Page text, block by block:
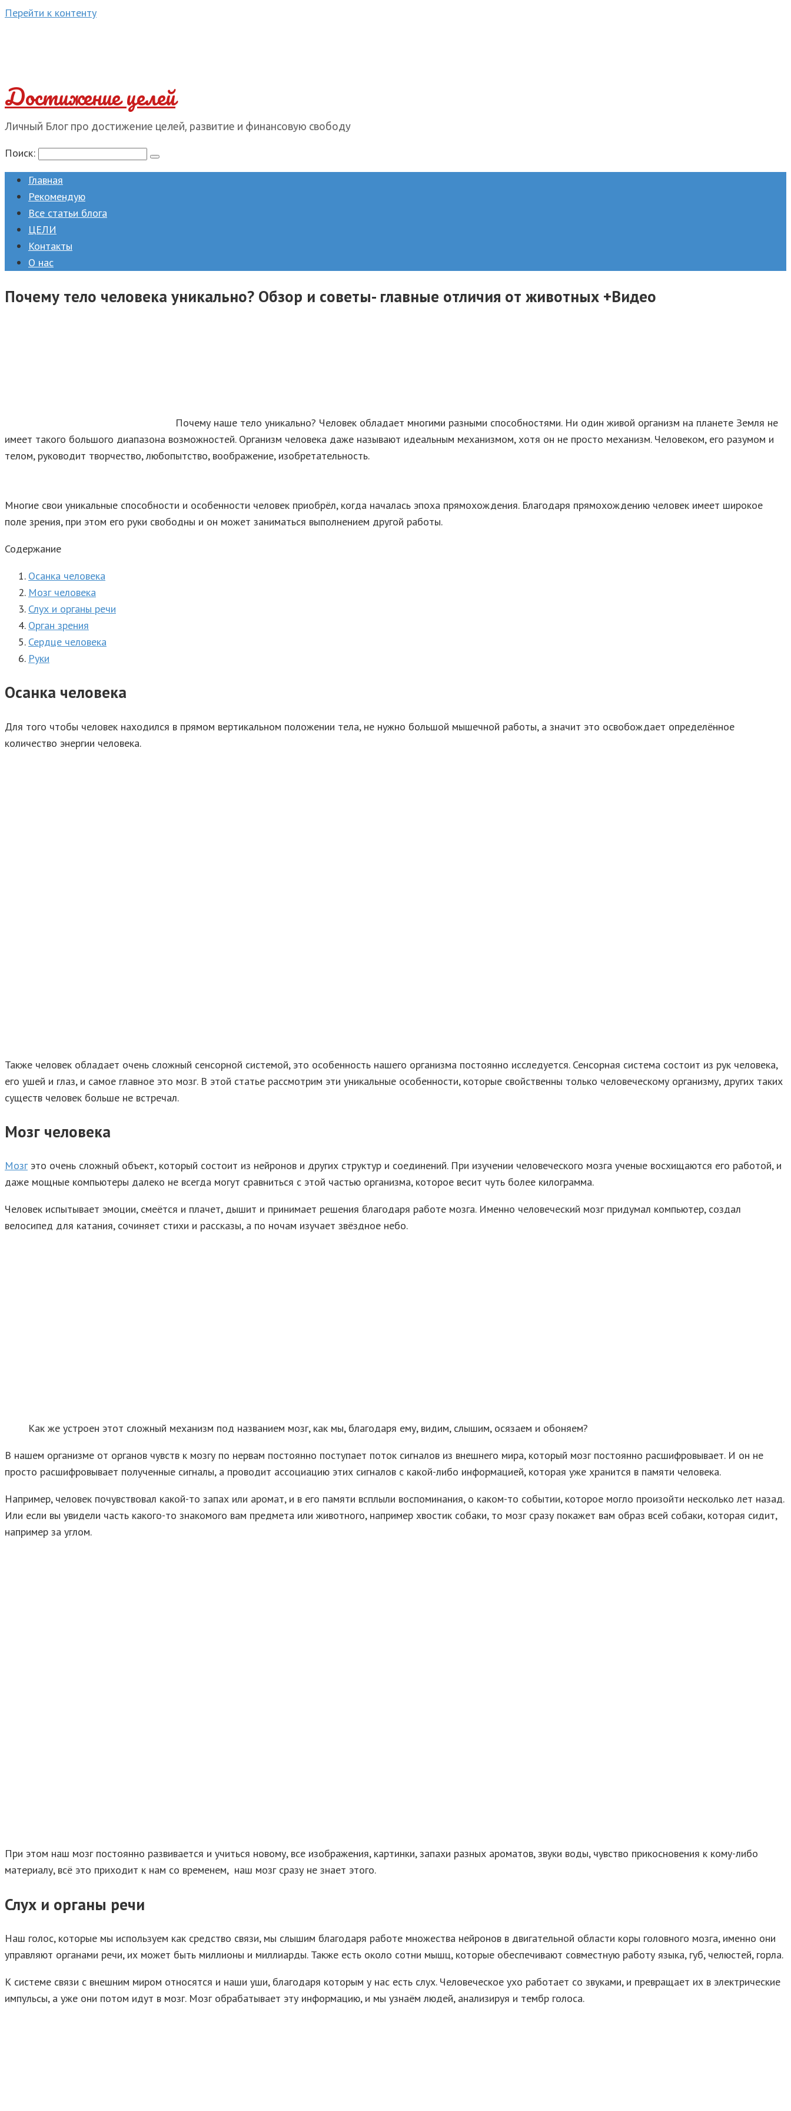
Перейти к контенту
Достижение целей
Личный Блог про достижение целей, развитие и финансовую свободу
Поиск:
Главная
Рекомендую
Все статьи блога
ЦЕЛИ
Контакты
О нас
Почему тело человека уникально? Обзор и советы- главные отличия от животных +Видео
Почему наше тело уникально? Человек обладает многими разными способностями. Ни один живой организм на планете Земля не
имеет такого большого диапазона возможностей. Организм человека даже называют идеальным механизмом, хотя он не просто механизм. Человеком, его разумом и
телом, руководит творчество, любопытство, воображение, изобретательность.
Многие свои уникальные способности и особенности человек приобрёл, когда началась эпоха прямохождения. Благодаря прямохождению человек имеет широкое
поле зрения, при этом его руки свободны и он может заниматься выполнением другой работы.
Содержание
Осанка человека
Мозг человека
Слух и органы речи
Орган зрения
Сердце человека
Руки
Осанка человека
Для того чтобы человек находился в прямом вертикальном положении тела, не нужно большой мышечной работы, а значит это освобождает определённое
количество энергии человека.
Также человек обладает очень сложный сенсорной системой, это особенность нашего организма постоянно исследуется. Сенсорная система состоит из рук человека,
его ушей и глаз, и самое главное это мозг. В этой статье рассмотрим эти уникальные особенности, которые свойственны только человеческому организму, других таких
существ человек больше не встречал.
Мозг человека
Мозгэто очень сложный объект, который состоит из нейронов и других структур и соединений. При изучении человеческого мозга ученые восхищаются его работой, и
даже мощные компьютеры далеко не всегда могут сравниться с этой частью организма, которое весит чуть более килограмма.
Человек испытывает эмоции, смеётся и плачет, дышит и принимает решения благодаря работе мозга. Именно человеческий мозг придумал компьютер, создал
велосипед для катания, сочиняет стихи и рассказы, а по ночам изучает звёздное небо.
Как же устроен этот сложный механизм под названием мозг, как мы, благодаря ему, видим, слышим, осязаем и обоняем?
В нашем организме от органов чувств к мозгу по нервам постоянно поступает поток сигналов из внешнего мира, который мозг постоянно расшифровывает. И он не
просто расшифровывает полученные сигналы, а проводит ассоциацию этих сигналов с какой-либо информацией, которая уже хранится в памяти человека.
Например, человек почувствовал какой-то запах или аромат, и в его памяти всплыли воспоминания, о каком-то событии, которое могло произойти несколько лет назад.
Или если вы увидели часть какого-то знакомого вам предмета или животного, например хвостик собаки, то мозг сразу покажет вам образ всей собаки, которая сидит,
например за углом.
При этом наш мозг постоянно развивается и учиться новому, все изображения, картинки, запахи разных ароматов, звуки воды, чувство прикосновения к кому-либо
материалу, всё это приходит к нам со временем, наш мозг сразу не знает этого.
Слух и органы речи
Наш голос, которые мы используем как средство связи, мы слышим благодаря работе множества нейронов в двигательной области коры головного мозга, именно они
управляют органами речи, их может быть миллионы и миллиарды. Также есть около сотни мышц, которые обеспечивают совместную работу языка, губ, челюстей, горла.
К системе связи с внешним миром относятся и наши уши, благодаря которым у нас есть слух. Человеческое ухо работает со звуками, и превращает их в электрические
импульсы, а уже они потом идут в мозг. Мозг обрабатывает эту информацию, и мы узнаём людей, анализируя и тембр голоса.